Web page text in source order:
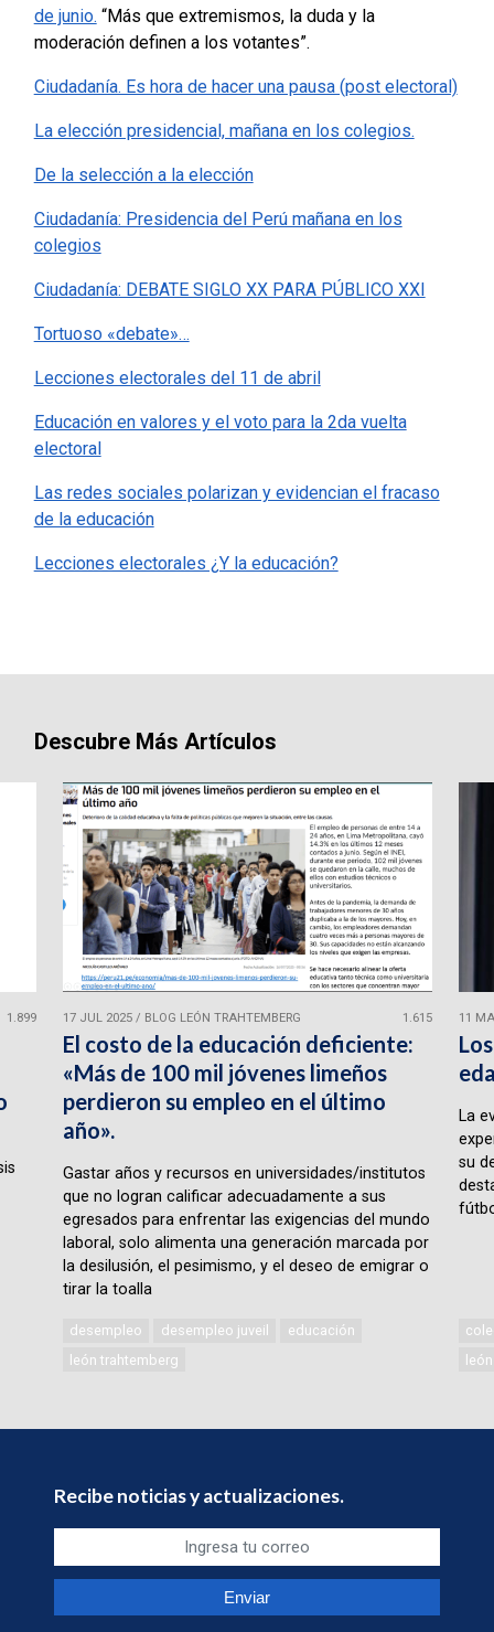
de junio. “Más que extremismos, la duda y la
moderación definen a los votantes”.
Ciudadanía. Es hora de hacer una pausa (post electoral)
La elección presidencial, mañana en los colegios.
De la selección a la elección
Ciudadanía: Presidencia del Perú mañana en los
colegios
Ciudadanía: DEBATE SIGLO XX PARA PÚBLICO XXI
Tortuoso «debate»…
Lecciones electorales del 11 de abril
Educación en valores y el voto para la 2da vuelta
electoral
Las redes sociales polarizan y evidencian el fracaso
de la educación
Lecciones electorales ¿Y la educación?
Descubre Más Artículos
1.899 17 JUL 2025/ BLOG LEÓN TRAHTEMBERG 1.615
El costo de la educación deficiente:
«Más de 100 mil jóvenes limeños
perdieron su empleo en el último
año».
Gastar años y recursos en universidades/institutos
que no logran calificar adecuadamente a sus
egresados para enfrentar las exigencias del mundo
laboral, solo alimenta una generación marcada por
la desilusión, el pesimismo, y el deseo de emigrar o
tirar la toalla
desempleo desempleo juveil
educación
león trahtemberg
11
La
su
Recibe noticias y actualizaciones.